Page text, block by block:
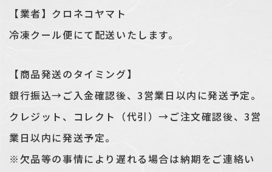
【業者】クロネコヤマト
冷凍クール便にて配送いたします。
【商品発送のタイミング】
銀行振込→ご入金確認後、3営業日以内に発送予定。
クレジット、コレクト（代引）→ご注文確認後、3営
業日以内に発送予定。
※欠品等の事情により遅れる場合は納期をご連絡い